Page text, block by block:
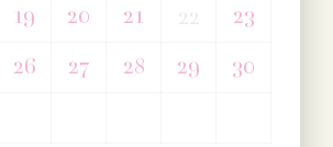
19 20 21
23
26 27 28 29
30